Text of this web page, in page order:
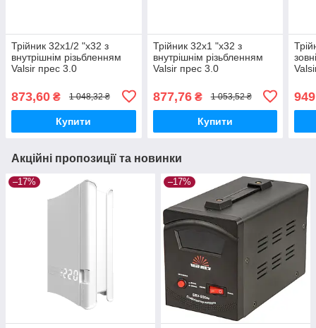
Трійник 32х1/2 "х32 з
внутрішнім різьбленням
Valsir прес 3.0
873,60 ₴ 1 048,32 ₴
Купити
Трійник 32х1 "х32 з
внутрішнім різьбленням
Valsir прес 3.0
877,76₴ 1 053,52 ₴
Купити
Акційні пропозиції та новинки
–17% –17%